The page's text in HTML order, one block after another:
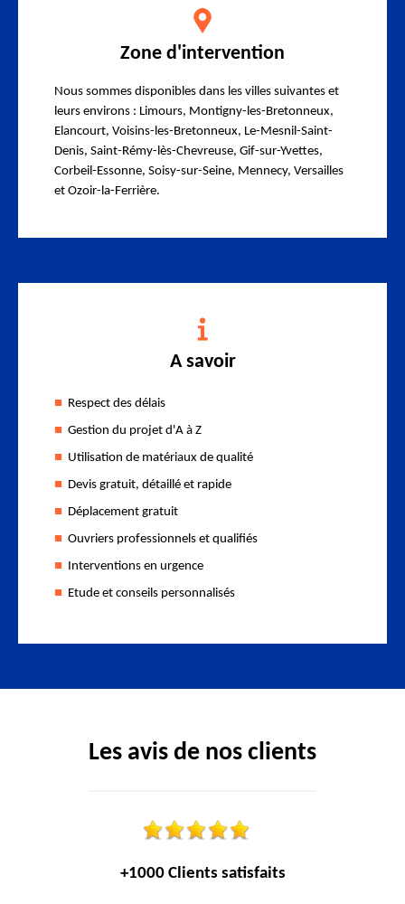
Zone d'intervention
Nous sommes disponibles dans les villes suivantes et
leurs environs : Limours, Montigny-les-Bretonneux,
Elancourt, Voisins-les-Bretonneux, Le-Mesnil-Saint-
Denis, Saint-Rémy-lès-Chevreuse, Gif-sur-Yvettes,
Corbeil-Essonne, Soisy-sur-Seine, Mennecy, Versailles
et Ozoir-la-Ferrière.
A savoir
Respect des délais
Gestion du projet d'A à Z
Utilisation de matériaux de qualité
Devis gratuit, détaillé et rapide
Déplacement gratuit
Ouvriers professionnels et qualifiés
Interventions en urgence
Etude et conseils personnalisés
Les avis de nos clients
+1000 Clients satisfaits